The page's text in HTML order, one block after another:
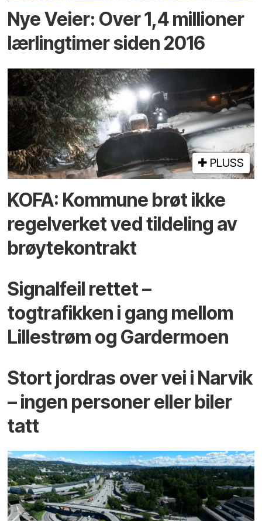
Nye Veier: Over 1,4 millioner
lærlingtimer siden 2016
PLUSS
KOFA: Kommune brøt ikke
regelverket ved tildeling av
brøytekontrakt
Signalfeil rettet –
togtrafikken i gang mellom
Lillestrøm og Gardermoen
Stort jordras over vei i Narvik
– ingen personer eller biler
tatt